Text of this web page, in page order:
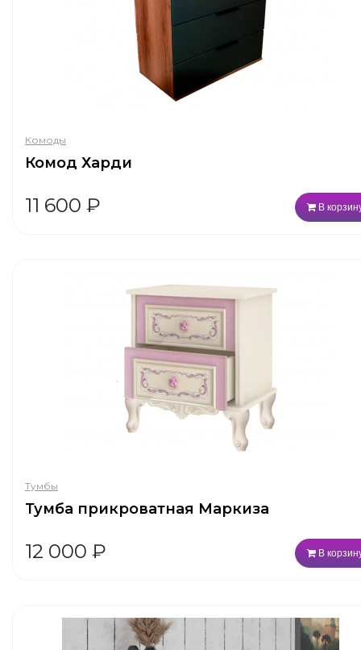
Комоды
Комод Харди
11 600 ₽ В
Тумбы
Тумба прикроватная Маркиза
12 000 ₽ В